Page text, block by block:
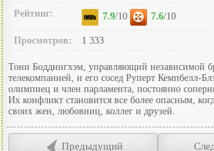
Рейтинг:
7.9/10 7.6/10
Просмотров: 1 333
Тони Боддингхэм, управляющий независимой
телекомпанией, и его сосед Руперт Кемпбелл-
олимпиец и член парламента, постоянно
Их конфликт становится все более опасным,
своих жен, любовниц, коллег и друзей.
Предыдущий